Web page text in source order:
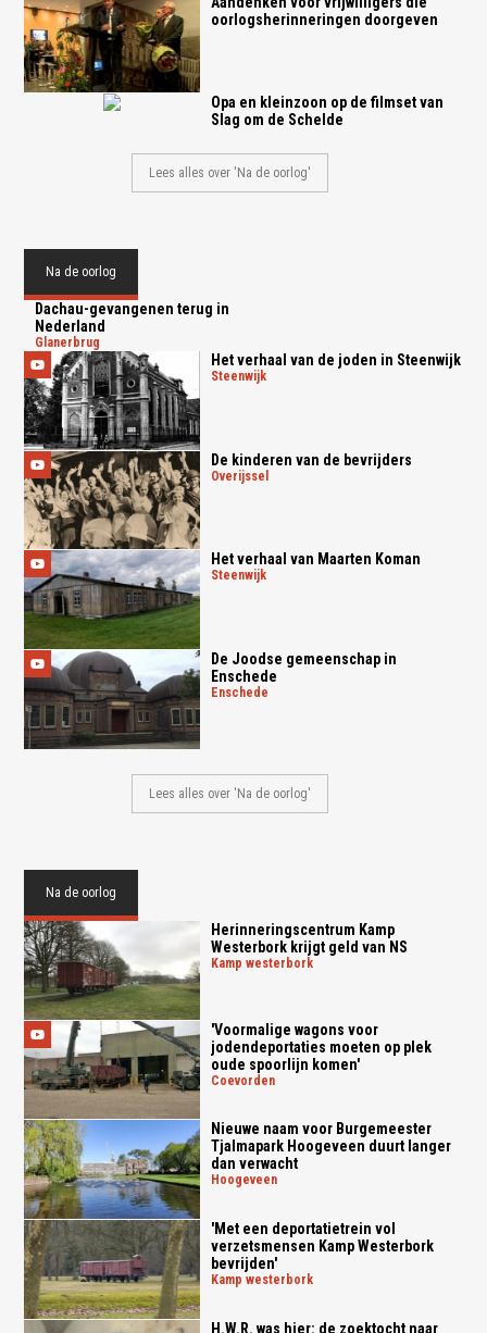
oorlogsherinneringen doorgeven
Opa en kleinzoon op de filmset van
Slag om de Schelde
Lees alles over 'Na de oorlog'
Na de oorlog
Dachau-gevangenen terug in
Nederland
glanerbrug
Het verhaal van de joden in Steenwijk
steenwijk
De kinderen van de bevrijders
overijssel
Het verhaal van Maarten Koman
steenwijk
De Joodse gemeenschap in
Enschede
enschede
Lees alles over 'Na de oorlog'
Na de oorlog
Herinneringscentrum Kamp
Westerbork krijgt geld van NS
kamp westerbork
'Voormalige wagons voor
jodendeportaties moeten op plek
oude spoorlijn komen'
coevorden
Nieuwe naam voor Burgemeester
Tjalmapark Hoogeveen duurt langer
dan verwacht
hoogeveen
'Met een deportatietrein vol
verzetsmensen Kamp Westerbork
bevrijden'
kamp westerbork
H.W.R. was hier: de zoektocht naar